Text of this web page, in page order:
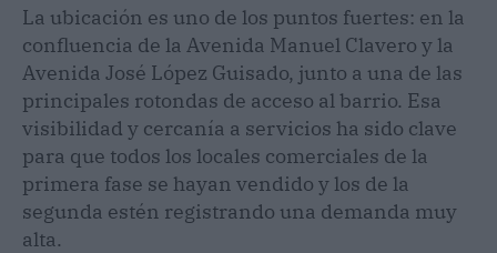
La ubicación es uno de los puntos fuertes: en la
confluencia de la Avenida Manuel Clavero y la
Avenida José López Guisado, junto a una de las
principales rotondas de acceso al barrio. Esa
visibilidad y cercanía a servicios ha sido clave
para que todos los locales comerciales de la
primera fase se hayan vendido y los de la
segunda estén registrando una demanda muy
alta.